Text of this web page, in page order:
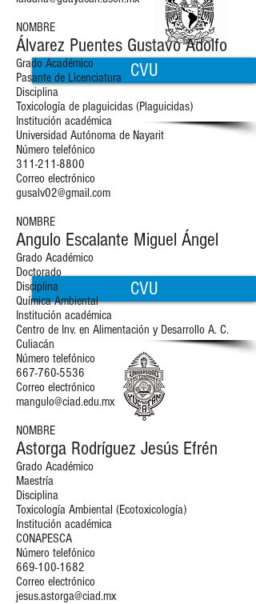
CVU
CVU
NOMBRE
Álvarez Puentes Gustavo Adolfo
Grado Académico
Pasante de Licenciatura
Disciplina
Toxicología de plaguicidas (Plaguicidas)
Institución académica
Universidad Autónoma de Nayarit
Número telefónico
311-211-8800
Correo electrónico
gusalv02@gmail.com
NOMBRE
Angulo Escalante Miguel Ángel
Grado Académico
Doctorado
Disciplina
Química Ambiental
Institución académica
Centro de Inv. en Alimentación y Desarrollo A. C.
Culiacán
Número telefónico
667-760-5536
Correo electrónico
mangulo@ciad.edu.mx
NOMBRE
Astorga Rodríguez Jesús Efrén
Grado Académico
Maestría
Disciplina
Toxicología Ambiental (Ecotoxicología)
Institución académica
CONAPESCA
Número telefónico
669-100-1682
Correo electrónico
jesus.astorga@ciad.mx